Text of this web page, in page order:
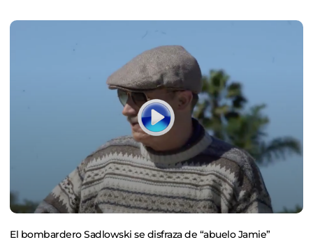
El bombardero Sadlowski se disfraza de “abuelo Jamie”